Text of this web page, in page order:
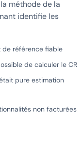
méthode de la
identifie les
de référence fiable
de calculer le CR
pure estimation
non facturées